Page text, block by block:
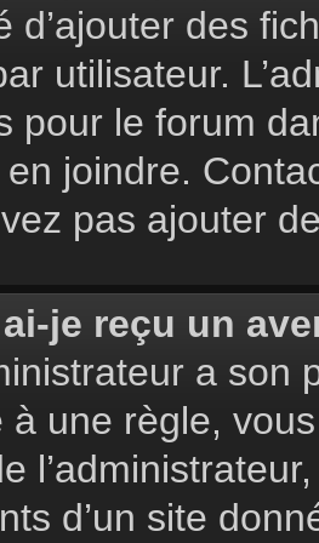
d’ajouter des
utilisateur.
pour le forum
joindre.
pas ajouter
je reçu un
a son
à une règle,
d’un site